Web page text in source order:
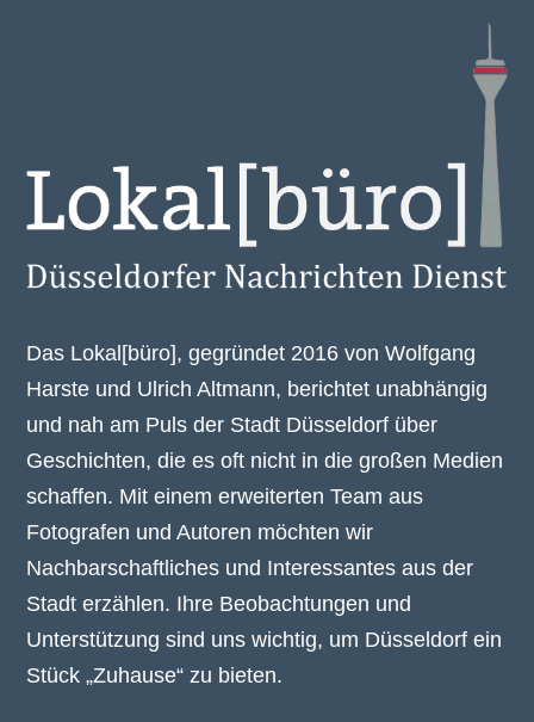
Das Lokal[büro], gegründet 2016 von Wolfgang
Harste und Ulrich Altmann, berichtet unabhängig
und nah am Puls der Stadt Düsseldorf über
Geschichten, die es oft nicht in die großen Medien
schaffen. Mit einem erweiterten Team aus
Fotografen und Autoren möchten wir
Nachbarschaftliches und Interessantes aus der
Stadt erzählen. Ihre Beobachtungen und
Unterstützung sind uns wichtig, um Düsseldorf ein
Stück „Zuhause“ zu bieten.